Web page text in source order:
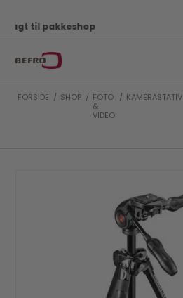
FORSIDE / SHOP / FOTO
&
VIDEO
/ KAMERASTATIV